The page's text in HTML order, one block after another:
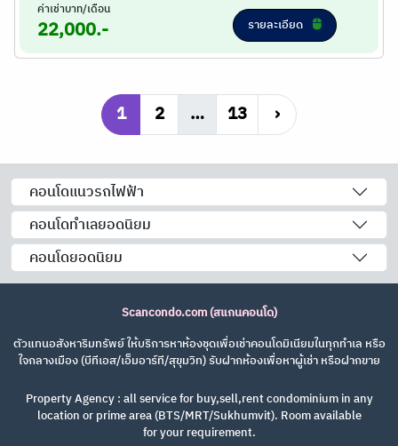
ค่าเช่าบาท/เดือน
22,000.- รายละเอียด
1 2 … 13 ›
คอนโดแนวรถไฟฟ้า
คอนโดทำเลยอดนิยม
คอนโดยอดนิยม
Scancondo.com (สแกนคอนโด)
ตัวแทนอสังหาริมทรัพย์ ให้บริการหาห้องชุดเพื่อเช่าคอนโดมิเนียมในทุกทำเล หรือ
ใจกลางเมือง (บีทีเอส/เอ็มอาร์ที/สุขุมวิท) รับฝากห้องเพื่อหาผู้เช่า หรือฝากขาย
Property Agency : all service for buy,sell,rent condominium in any
location or prime area (BTS/MRT/Sukhumvit). Room available
for your requirement.